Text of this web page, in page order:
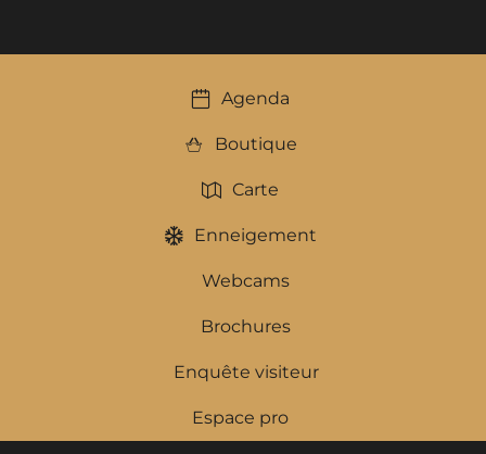
Agenda
Boutique
Carte
Enneigement
Webcams
Brochures
Enquête visiteur
Espace pro